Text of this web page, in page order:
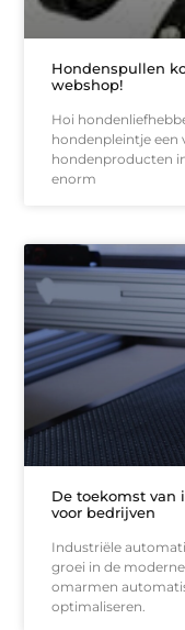
Hondenspullen
webshop!
Hoi
hondenpleintje een
hondenproducten
enorm
De toekomst van
voor bedrijven
Industriële
groei in de
omarmen
optimaliseren.